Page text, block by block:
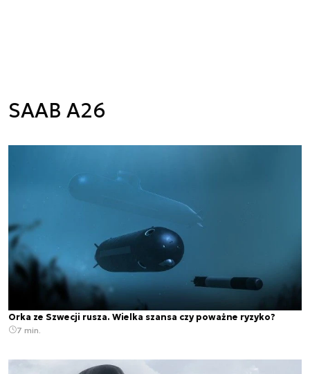
SAAB A26
Orka ze Szwecji rusza. Wielka szansa czy poważne ryzyko?
7 min.